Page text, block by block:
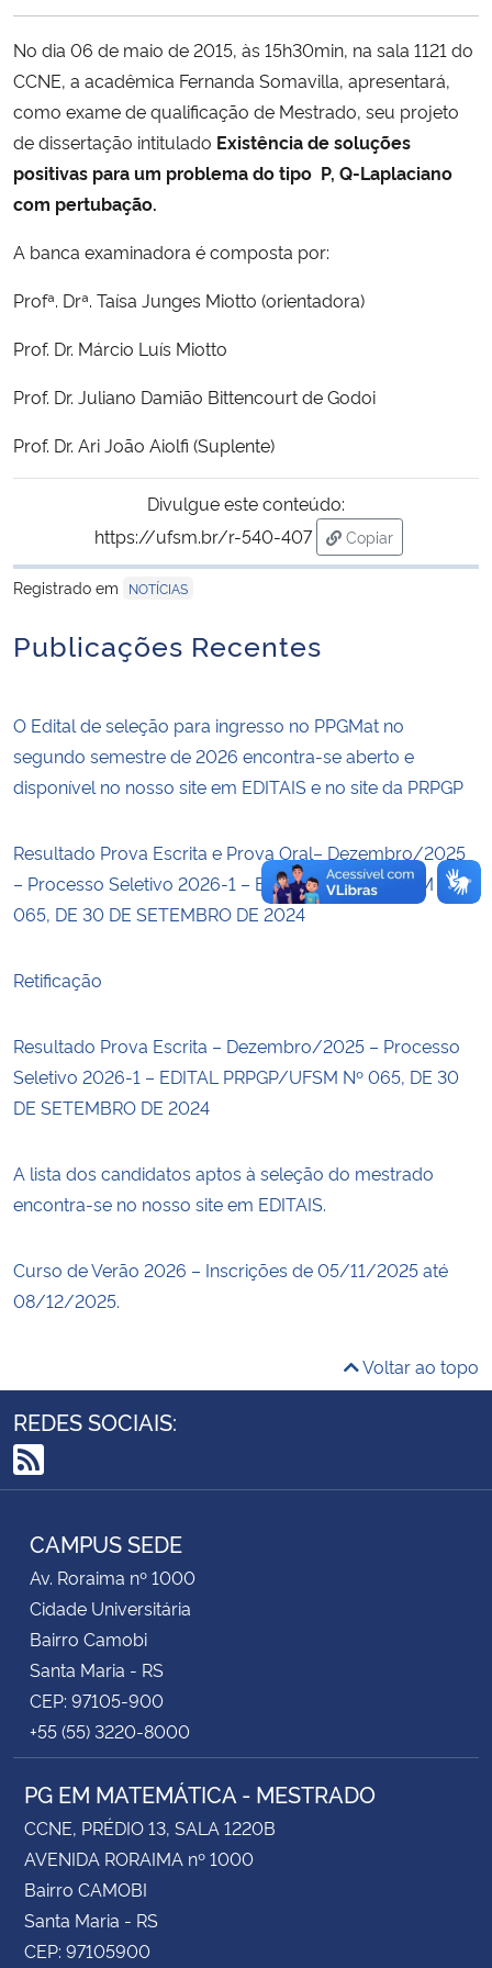
Ministério da Cidadania
Ministério da Saúde
Ministério de Minas e Energia
Ministério do Meio Ambiente
Ministério do Turismo
Ministério da Mulher, da Família e dos Direitos Humanos
Secretaria-Geral
Secretaria de Governo
Gabinete de Segurança Institucional
Advocacia-Geral da União
No dia 06 de maio de 2015, às 15h30min, na sala 1121 do
CCNE, a acadêmica Fernanda Somavilla, apresentará,
como exame de qualificação de Mestrado, seu projeto
de dissertação intitulado Existência de soluções
positivas para um problema do tipo P, Q-Laplaciano
com pertubação.
A banca examinadora é composta por:
Profª. Drª. Taísa Junges Miotto (orientadora)
Prof. Dr. Márcio Luís Miotto
Prof. Dr. Juliano Damião Bittencourt de Godoi
Prof. Dr. Ari João Aiolfi (Suplente)
Divulgue este conteúdo:
https://ufsm.br/r-540-407
Copiar
para área de
Registrado em
NOTÍCIAS
Publicações Recentes
O Edital de seleção para ingresso no PPGMat no
segundo semestre de 2026 encontra-se aberto e
disponível no nosso site em EDITAIS e no site da PRPGP
Resultado Prova Escrita e Prova Oral– Dezembro/2025
– Processo Seletivo 2026-1 – EDITAL PRPGP/UFSM Nº
065, DE 30 DE SETEMBRO DE 2024
Retificação
Resultado Prova Escrita – Dezembro/2025 – Processo
Seletivo 2026-1 – EDITAL PRPGP/UFSM Nº 065, DE 30
DE SETEMBRO DE 2024
A lista dos candidatos aptos à seleção do mestrado
encontra-se no nosso site em EDITAIS.
Curso de Verão 2026 – Inscrições de 05/11/2025 até
08/12/2025.
Voltar ao topo
REDES SOCIAIS:
RSS
CAMPUS SEDE
Av. Roraima nº 1000
Cidade Universitária
Bairro Camobi
Santa Maria - RS
CEP: 97105-900
+55 (55) 3220-8000
PG EM MATEMÁTICA - MESTRADO
CCNE, PRÉDIO 13, SALA 1220B
AVENIDA RORAIMA nº 1000
Bairro CAMOBI
Santa Maria - RS
CEP: 97105900